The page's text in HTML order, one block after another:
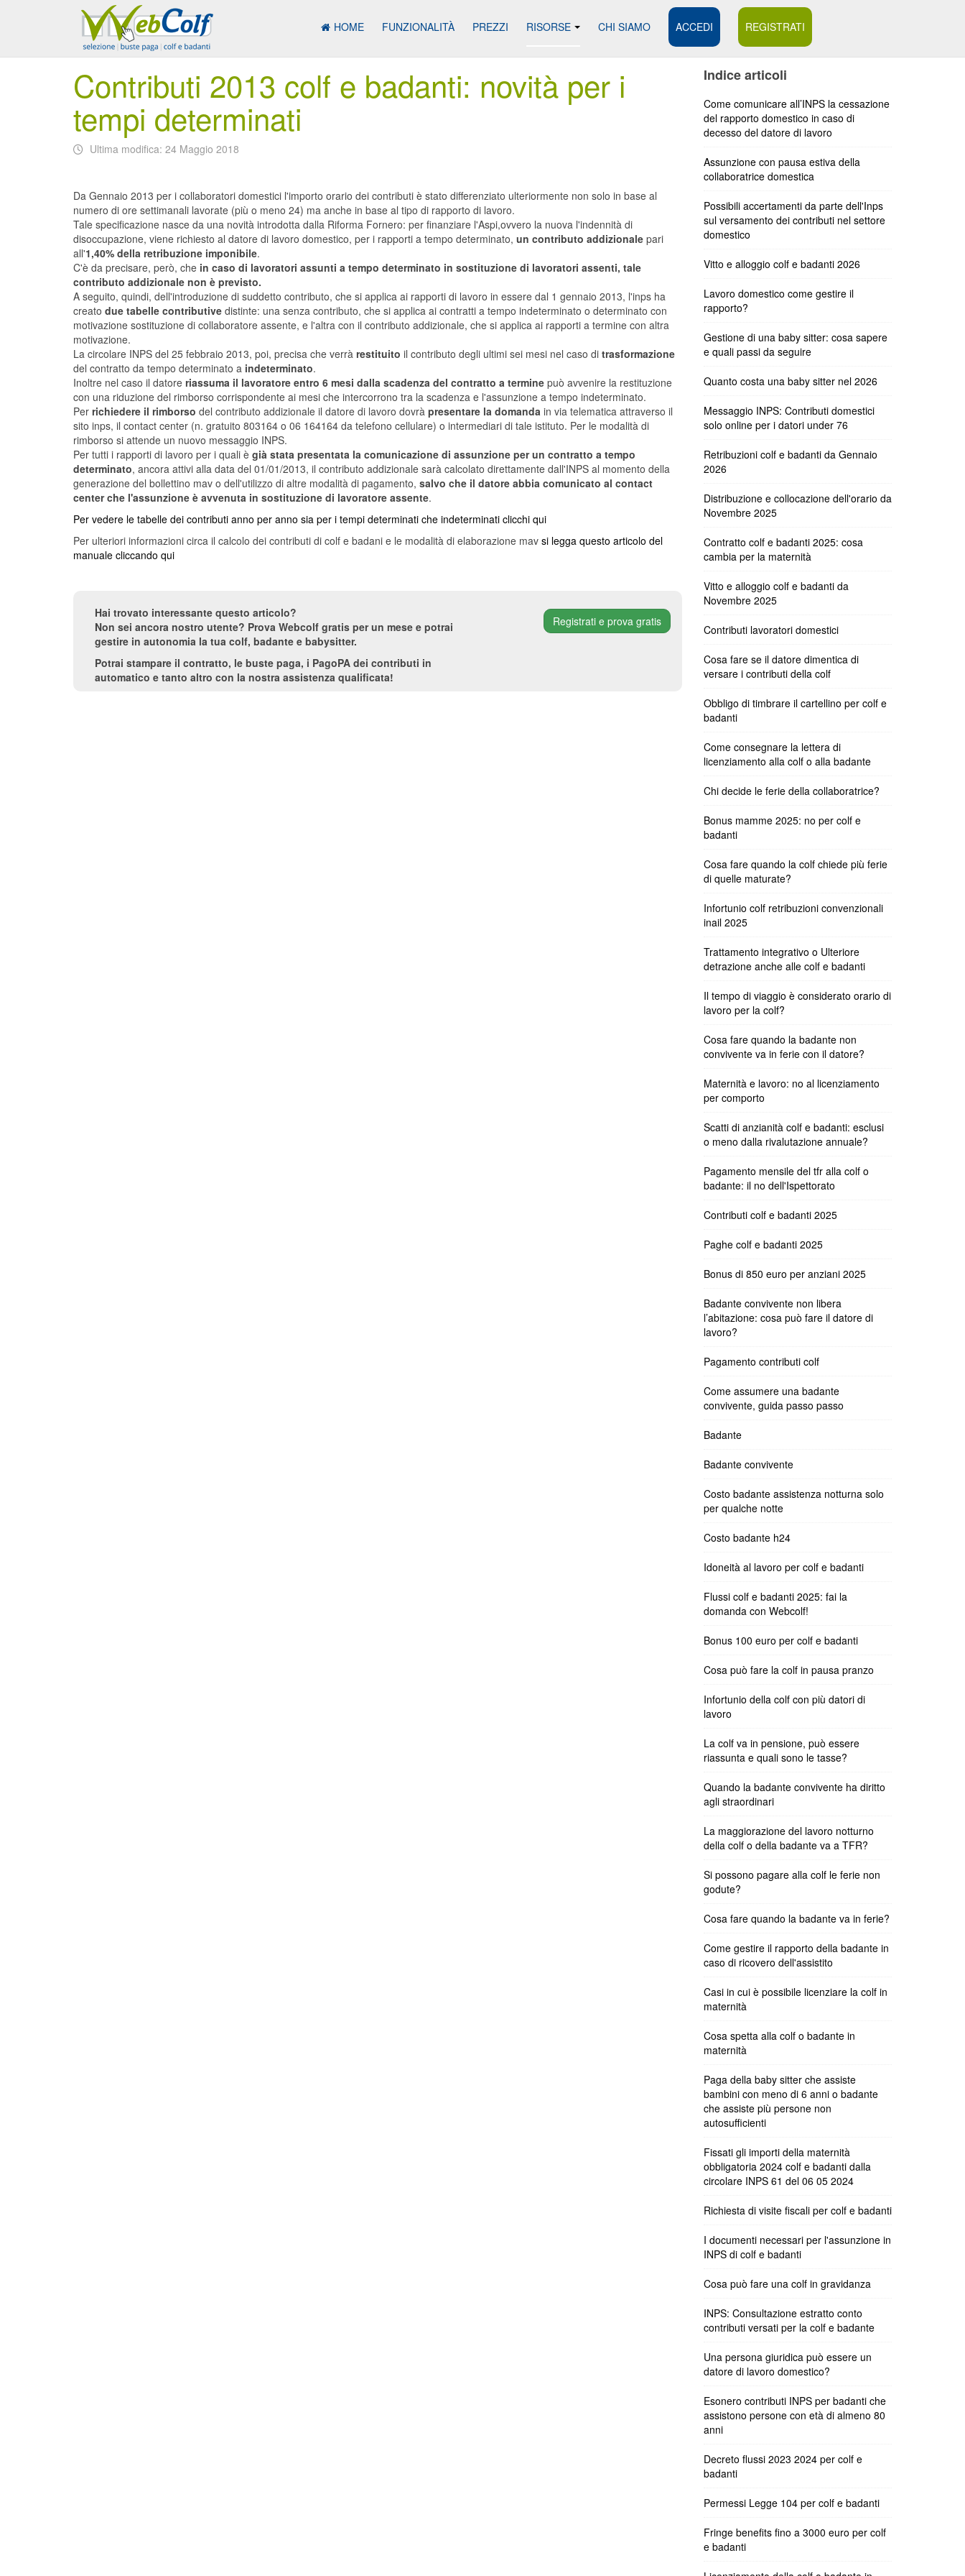
HOME FUNZIONALITÀ PREZZI RISORSE CHI SIAMO ACCEDI REGISTRATI
Contributi 2013 colf e badanti: novità per i
tempi determinati
Ultima modifica: 24 Maggio 2018
Da Gennaio 2013 per i collaboratori domestici l'importo orario dei contributi è stato differenziato ulteriormente non solo in base al
numero di ore settimanali lavorate (più o meno 24) ma anche in base al tipo di rapporto di lavoro.
Tale specificazione nasce da una novità introdotta dalla Riforma Fornero: per finanziare l'Aspi,ovvero la nuova l'indennità di
disoccupazione, viene richiesto al datore di lavoro domestico, per i rapporti a tempo determinato, un contributo addizionale pari
all'1,40% della retribuzione imponibile.
C'è da precisare, però, che in caso di lavoratori assunti a tempo determinato in sostituzione di lavoratori assenti, tale
contributo addizionale non è previsto.
A seguito, quindi, dell'introduzione di suddetto contributo, che si applica ai rapporti di lavoro in essere dal 1 gennaio 2013, l'inps ha
creato due tabelle contributive distinte: una senza contributo, che si applica ai contratti a tempo indeterminato o determinato con
motivazione sostituzione di collaboratore assente, e l'altra con il contributo addizionale, che si applica ai rapporti a termine con altra
motivazione.
La circolare INPS del 25 febbraio 2013, poi, precisa che verrà restituito il contributo degli ultimi sei mesi nel caso di trasformazione
del contratto da tempo determinato a indeterminato.
Inoltre nel caso il datore riassuma il lavoratore entro 6 mesi dalla scadenza del contratto a termine può avvenire la restituzione
con una riduzione del rimborso corrispondente ai mesi che intercorrono tra la scadenza e l'assunzione a tempo indeterminato.
Per richiedere il rimborso del contributo addizionale il datore di lavoro dovrà presentare la domanda in via telematica attraverso il
sito inps, il contact center (n. gratuito 803164 o 06 164164 da telefono cellulare) o intermediari di tale istituto. Per le modalità di
rimborso si attende un nuovo messaggio INPS.
Per tutti i rapporti di lavoro per i quali è già stata presentata la comunicazione di assunzione per un contratto a tempo
determinato, ancora attivi alla data del 01/01/2013, il contributo addizionale sarà calcolato direttamente dall'INPS al momento della
generazione del bollettino mav o dell'utilizzo di altre modalità di pagamento, salvo che il datore abbia comunicato al contact
center che l'assunzione è avvenuta in sostituzione di lavoratore assente.
Per vedere le tabelle dei contributi anno per anno sia per i tempi determinati che indeterminati clicchi qui
Per ulteriori informazioni circa il calcolo dei contributi di colf e badani e le modalità di elaborazione mav si legga questo articolo del
manuale cliccando qui
Hai trovato interessante questo articolo?
Non sei ancora nostro utente? Prova Webcolf gratis per un mese e potrai
gestire in autonomia la tua colf, badante e babysitter.
Potrai stampare il contratto, le buste paga, i PagoPA dei contributi in
automatico e tanto altro con la nostra assistenza qualificata!
Registrati e prova gratis
Indice articoli
Come comunicare all’INPS la cessazione
del rapporto domestico in caso di
decesso del datore di lavoro
Assunzione con pausa estiva della
collaboratrice domestica
Possibili accertamenti da parte dell'Inps
sul versamento dei contributi nel settore
domestico
Vitto e alloggio colf e badanti 2026
Lavoro domestico come gestire il
rapporto?
Gestione di una baby sitter: cosa sapere
e quali passi da seguire
Quanto costa una baby sitter nel 2026
Messaggio INPS: Contributi domestici
solo online per i datori under 76
Retribuzioni colf e badanti da Gennaio
2026
Distribuzione e collocazione dell'orario da
Novembre 2025
Contratto colf e badanti 2025: cosa
cambia per la maternità
Vitto e alloggio colf e badanti da
Novembre 2025
Contributi lavoratori domestici
Cosa fare se il datore dimentica di
versare i contributi della colf
Obbligo di timbrare il cartellino per colf e
badanti
Come consegnare la lettera di
licenziamento alla colf o alla badante
Chi decide le ferie della collaboratrice?
Bonus mamme 2025: no per colf e
badanti
Cosa fare quando la colf chiede più ferie
di quelle maturate?
Infortunio colf retribuzioni convenzionali
inail 2025
Trattamento integrativo o Ulteriore
detrazione anche alle colf e badanti
Il tempo di viaggio è considerato orario di
lavoro per la colf?
Cosa fare quando la badante non
convivente va in ferie con il datore?
Maternità e lavoro: no al licenziamento
per comporto
Scatti di anzianità colf e badanti: esclusi
o meno dalla rivalutazione annuale?
Pagamento mensile del tfr alla colf o
badante: il no dell'Ispettorato
Contributi colf e badanti 2025
Paghe colf e badanti 2025
Bonus di 850 euro per anziani 2025
Badante convivente non libera
l’abitazione: cosa può fare il datore di
lavoro?
Pagamento contributi colf
Come assumere una badante
convivente, guida passo passo
Badante
Badante convivente
Costo badante assistenza notturna solo
per qualche notte
Costo badante h24
Idoneità al lavoro per colf e badanti
Flussi colf e badanti 2025: fai la
domanda con Webcolf!
Bonus 100 euro per colf e badanti
Cosa può fare la colf in pausa pranzo
Infortunio della colf con più datori di
lavoro
La colf va in pensione, può essere
riassunta e quali sono le tasse?
Quando la badante convivente ha diritto
agli straordinari
La maggiorazione del lavoro notturno
della colf o della badante va a TFR?
Si possono pagare alla colf le ferie non
godute?
Cosa fare quando la badante va in ferie?
Come gestire il rapporto della badante in
caso di ricovero dell'assistito
Casi in cui è possibile licenziare la colf in
maternità
Cosa spetta alla colf o badante in
maternità
Paga della baby sitter che assiste
bambini con meno di 6 anni o badante
che assiste più persone non
autosufficienti
Fissati gli importi della maternità
obbligatoria 2024 colf e badanti dalla
circolare INPS 61 del 06 05 2024
Richiesta di visite fiscali per colf e badanti
I documenti necessari per l'assunzione in
INPS di colf e badanti
Cosa può fare una colf in gravidanza
INPS: Consultazione estratto conto
contributi versati per la colf e badante
Una persona giuridica può essere un
datore di lavoro domestico?
Esonero contributi INPS per badanti che
assistono persone con età di almeno 80
anni
Decreto flussi 2023 2024 per colf e
badanti
Permessi Legge 104 per colf e badanti
Fringe benefits fino a 3000 euro per colf
e badanti